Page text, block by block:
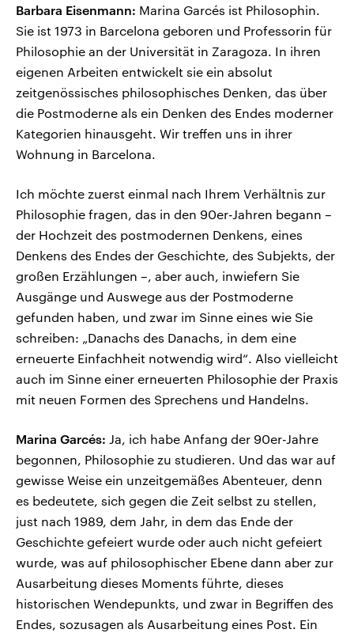
Barbara Eisenmann: Marina Garcés ist Philosophin.
Sie ist 1973 in Barcelona geboren und Professorin für
Philosophie an der Universität in Zaragoza. In ihren
eigenen Arbeiten entwickelt sie ein absolut
zeitgenössisches philosophisches Denken, das über
die Postmoderne als ein Denken des Endes moderner
Kategorien hinausgeht. Wir treffen uns in ihrer
Wohnung in Barcelona.
Ich möchte zuerst einmal nach Ihrem Verhältnis zur
Philosophie fragen, das in den 90er-Jahren begann –
der Hochzeit des postmodernen Denkens, eines
Denkens des Endes der Geschichte, des Subjekts, der
großen Erzählungen –, aber auch, inwiefern Sie
Ausgänge und Auswege aus der Postmoderne
gefunden haben, und zwar im Sinne eines wie Sie
schreiben: „Danachs des Danachs, in dem eine
erneuerte Einfachheit notwendig wird“. Also vielleicht
auch im Sinne einer erneuerten Philosophie der Praxis
mit neuen Formen des Sprechens und Handelns.
Marina Garcés: Ja, ich habe Anfang der 90er-Jahre
begonnen, Philosophie zu studieren. Und das war auf
gewisse Weise ein unzeitgemäßes Abenteuer, denn
es bedeutete, sich gegen die Zeit selbst zu stellen,
just nach 1989, dem Jahr, in dem das Ende der
Geschichte gefeiert wurde oder auch nicht gefeiert
wurde, was auf philosophischer Ebene dann aber zur
Ausarbeitung dieses Moments führte, dieses
historischen Wendepunkts, und zwar in Begriffen des
Endes, sozusagen als Ausarbeitung eines Post. Ein